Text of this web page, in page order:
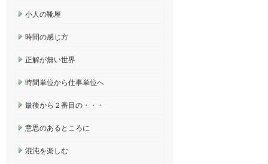
小人の靴屋
時間の感じ方
正解が無い世界
時間単位から仕事単位へ
最後から２番目の・・・
意思のあるところに
混沌を楽しむ